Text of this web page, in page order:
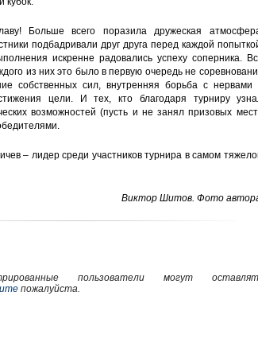
Больше всего поразила дружеская
подбадривали друг друга перед каждой
искренне радовались успеху соперника.
из них это было в первую очередь не
собственных сил, внутренняя борьба с нервами
цели. И тех, кто благодаря турниру
возможностей (пусть и не занял призовых
– лидер среди участников турнира в самом
Виктор Шитов. Фото
пользователи могут
пожалуйста.